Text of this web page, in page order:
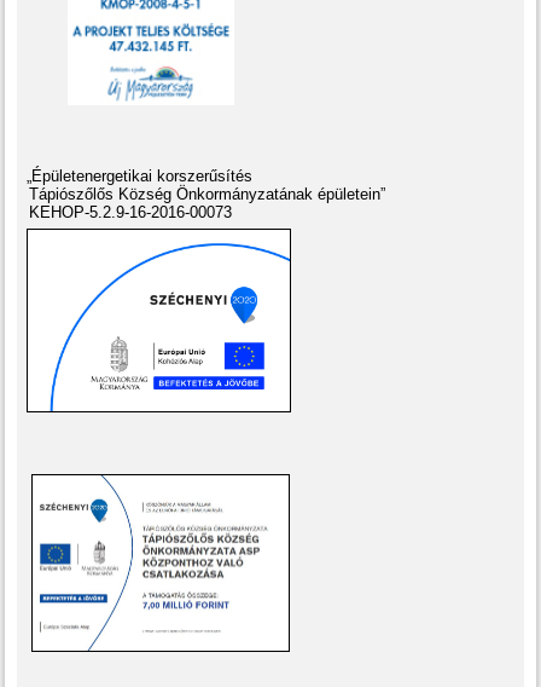
„Épületenergetikai korszerűsítés
Tápiószőlős Község Önkormányzatának épületein”
KEHOP-5.2.9-16-2016-00073